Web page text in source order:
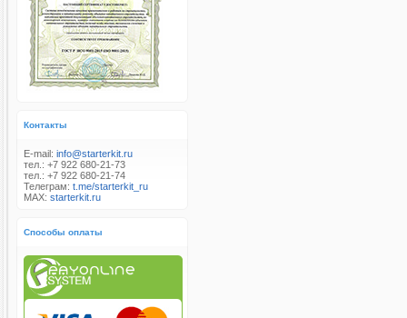
Контакты
E-mail: info@starterkit.ru
тел.: +7 922 680-21-73
тел.: +7 922 680-21-74
Телеграм: t.me/starterkit_ru
MAX: starterkit.ru
Способы оплаты